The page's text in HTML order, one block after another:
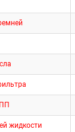
жидкости